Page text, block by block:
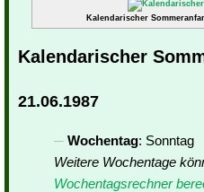
Kalendarischer
Kalendarischer
21.06.1987
Wochentag: Sonntag
Weitere Wochentage
Wochentagsrechner